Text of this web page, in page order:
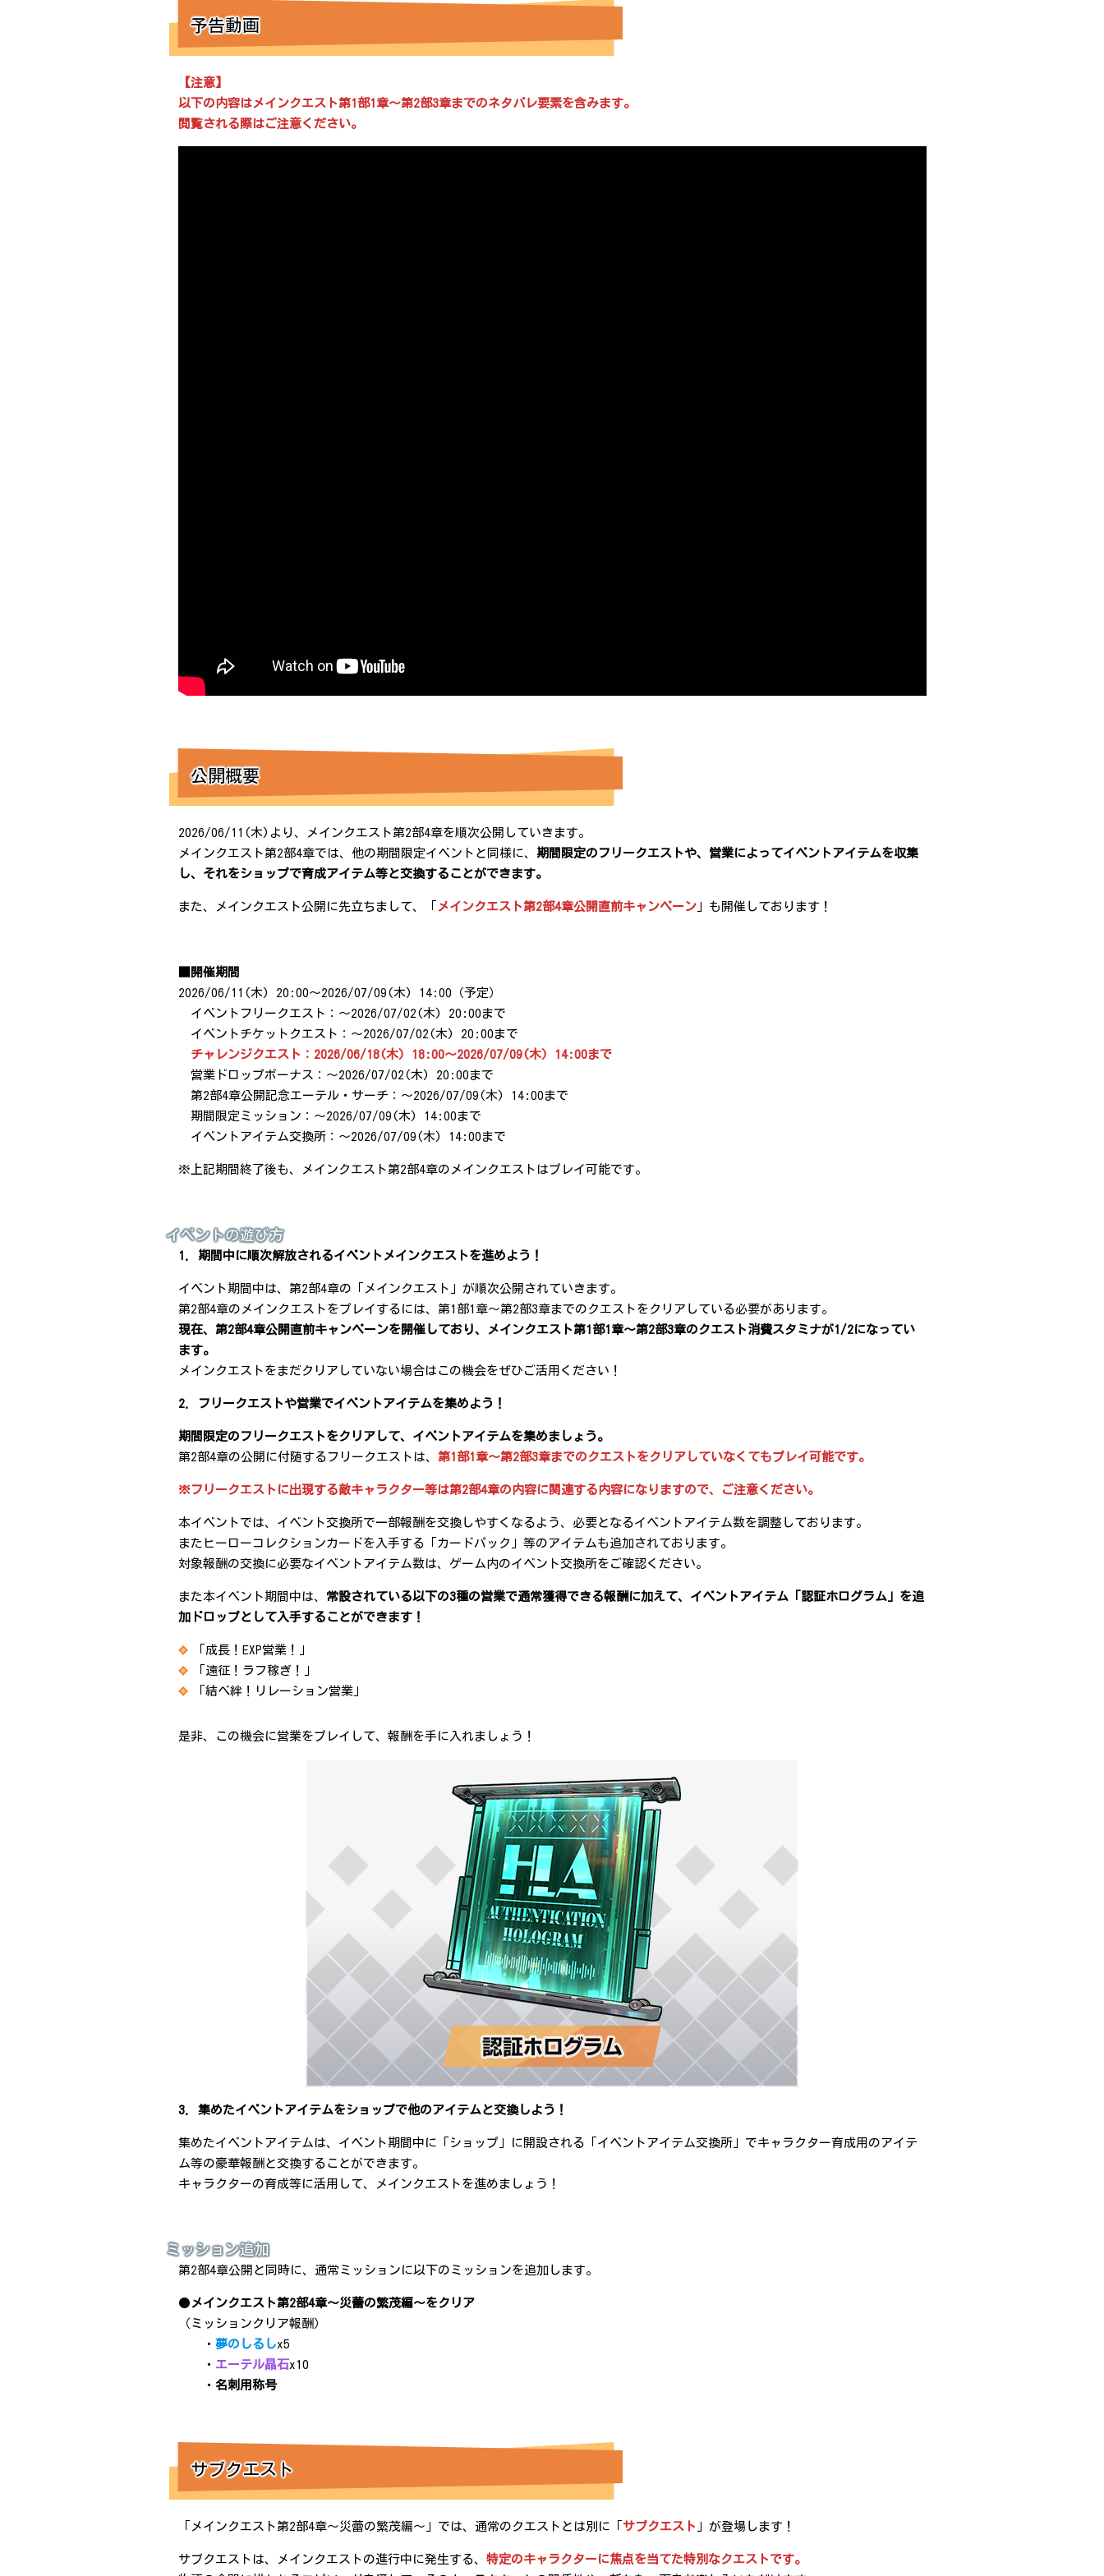
予告動画
【注意】
以下の内容はメインクエスト第1部1章～第2部3章までのネタバレ要素を含みます。
閲覧される際はご注意ください。
公開概要
2026/06/11(木)より、メインクエスト第2部4章を順次公開していきます。
メインクエスト第2部4章では、他の期間限定イベントと同様に、 期間限定のフリークエストや、営業によってイベントアイテムを収集
し、それをショップで育成アイテム等と交換することができます。
また、メインクエスト公開に先立ちまして、「 メインクエスト第2部4章公開直前キャンペーン」も開催しております！
■開催期間
2026/06/11(木) 20:00～2026/07/09(木) 14:00（予定）
イベントフリークエスト：～2026/07/02(木) 20:00まで
イベントチケットクエスト：～2026/07/02(木) 20:00まで
チャレンジクエスト：2026/06/18(木) 18:00～2026/07/09(木) 14:00まで
営業ドロップボーナス：～2026/07/02(木) 20:00まで
第2部4章公開記念エーテル・サーチ：～2026/07/09(木) 14:00まで
期間限定ミッション：～2026/07/09(木) 14:00まで
イベントアイテム交換所：～2026/07/09(木) 14:00まで
※上記期間終了後も、メインクエスト第2部4章のメインクエストはプレイ可能です。
イベントの遊び方
1. 期間中に順次解放されるイベントメインクエストを進めよう！
イベント期間中は、第2部4章の「メインクエスト」が順次公開されていきます。
第2部4章のメインクエストをプレイするには、第1部1章～第2部3章までのクエストをクリアしている必要があります。
現在、第2部4章公開直前キャンペーンを開催しており、
メインクエスト第1部1章～第2部3章のクエスト消費スタミナが1/2になってい
ます。
メインクエストをまだクリアしていない場合はこの機会をぜひご活用ください！
2. フリークエストや営業でイベントアイテムを集めよう！
期間限定のフリークエストをクリアして、イベントアイテムを集めましょう。
第2部4章の公開に付随するフリークエストは、 第1部1章～第2部3章までのクエストをクリアしていなくてもプレイ可能です。
※フリークエストに出現する敵キャラクター等は第2部4章の内容に関連する内容になりますので、ご注意ください。
本イベントでは、イベント交換所で一部報酬を交換しやすくなるよう、必要となるイベントアイテム数を調整しております。
またヒーローコレクションカードを入手する「カードパック」等のアイテムも追加されております。
対象報酬の交換に必要なイベントアイテム数は、ゲーム内のイベント交換所をご確認ください。
また本イベント期間中は、 常設されている以下の3種の営業で通常獲得できる報酬に加えて、イベントアイテム「認証ホログラム」を追
加ドロップとして入手することができます！
「成長！EXP営業！」
「遠征！ラフ稼ぎ！」
「結べ絆！リレーション営業」
是非、この機会に営業をプレイして、報酬を手に入れましょう！
3. 集めたイベントアイテムをショップで他のアイテムと交換しよう！
集めたイベントアイテムは、イベント期間中に「ショップ」に開設される「イベントアイテム交換所」でキャラクター育成用のアイテ
ム等の豪華報酬と交換することができます。
キャラクターの育成等に活用して、メインクエストを進めましょう！
ミッション追加
第2部4章公開と同時に、通常ミッションに以下のミッションを追加します。
● メインクエスト第2部4章～災蕾の繁茂編～をクリア
（ミッションクリア報酬）
・ 夢のしるしx5
・ エーテル晶石x10
・ 名刺用称号
サブクエスト
「メインクエスト第2部4章～災蕾の繁茂編～」では、通常のクエストとは別に「 サブクエスト 」が登場します！
サブクエストは、メインクエストの進行中に発生する、 特定のキャラクターに焦点を当てた特別なクエストです。